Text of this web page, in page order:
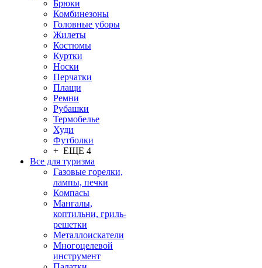
Брюки
Комбинезоны
Головные уборы
Жилеты
Костюмы
Куртки
Носки
Перчатки
Плащи
Ремни
Рубашки
Термобелье
Худи
Футболки
+ ЕЩЕ 4
Все для туризма
Газовые горелки,
лампы, печки
Компасы
Мангалы,
коптильни, гриль-
решетки
Металлоискатели
Многоцелевой
инструмент